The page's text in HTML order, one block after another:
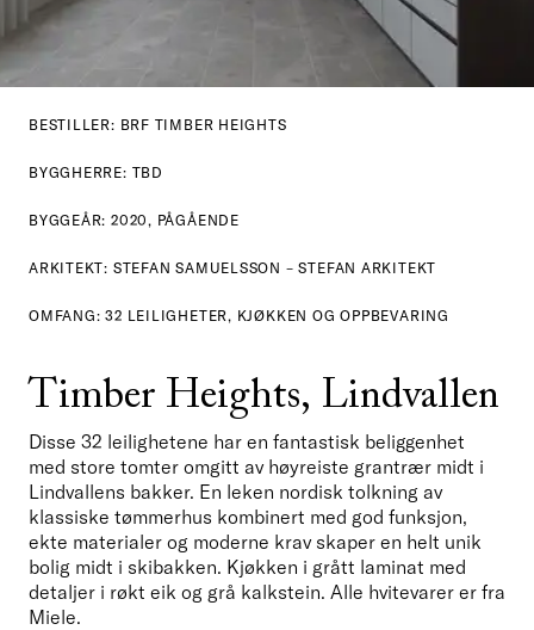
BESTILLER: BRF TIMBER HEIGHTS
BYGGHERRE: TBD
BYGGEÅR: 2020, PÅGÅENDE
ARKITEKT: STEFAN SAMUELSSON – STEFAN ARKITEKT
OMFANG: 32 LEILIGHETER, KJØKKEN OG OPPBEVARING
Timber Heights, Lindvallen
Disse 32 leilighetene har en fantastisk beliggenhet
med store tomter omgitt av høyreiste grantrær midt i
Lindvallens bakker. En leken nordisk tolkning av
klassiske tømmerhus kombinert med god funksjon,
ekte materialer og moderne krav skaper en helt unik
bolig midt i skibakken. Kjøkken i grått laminat med
detaljer i røkt eik og grå kalkstein. Alle hvitevarer er fra
Miele.